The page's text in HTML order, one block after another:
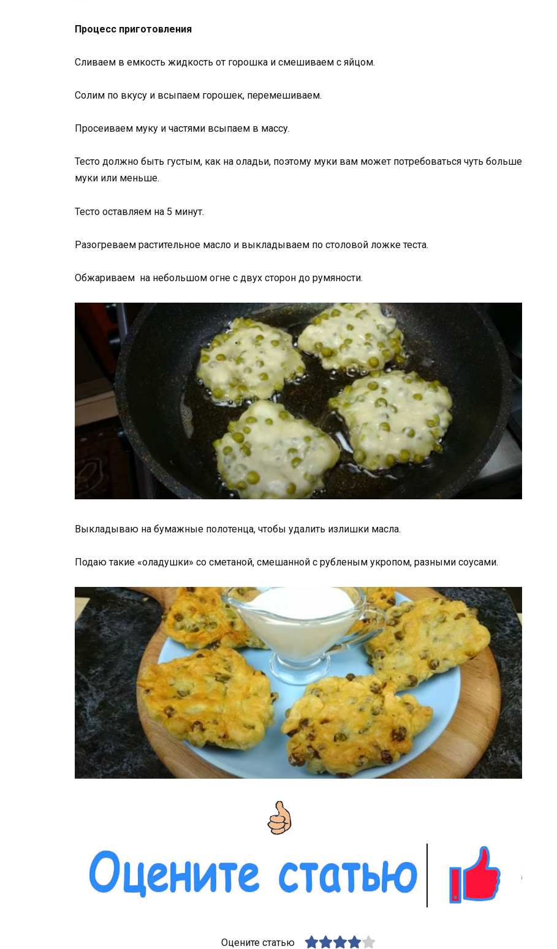
Процесс приготовления
Сливаем в емкость жидкость от горошка и смешиваем с яйцом.
Солим по вкусу и всыпаем горошек, перемешиваем.
Просеиваем муку и частями всыпаем в массу.
Тесто должно быть густым, как на оладьи, поэтому муки вам может потребоваться чуть больше
муки или меньше.
Тесто оставляем на 5 минут.
Разогреваем растительное масло и выкладываем по столовой ложке теста.
Обжариваем на небольшом огне с двух сторон до румяности.
Выкладываю на бумажные полотенца, чтобы удалить излишки масла.
Подаю такие «оладушки» со сметаной, смешанной с рубленым укропом, разными соусами.
Оцените статью